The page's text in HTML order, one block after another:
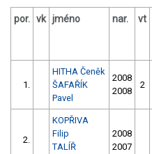
por. vk jméno nar. vt
1.
HITHA Čeněk
ŠAFAŘÍK
Pavel
2008
2008
2
2.
KOPŘIVA
Filip
TALÍŘ
2008
2007